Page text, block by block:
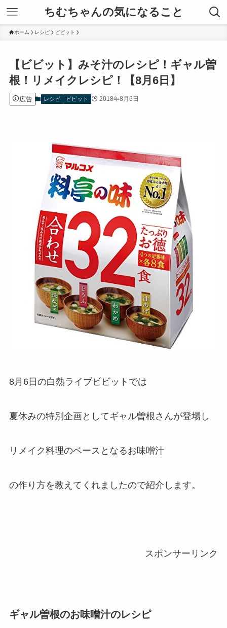
ちむちゃんの気になること
ホーム レシピ ビビット
【ビビット】みそ汁のレシピ！ギャル曽
根！リメイクレシピ！【8月6日】
広告 レシピ ビビット 2018年8月6日
8月6日の白熱ライブビビットでは
夏休みの特別企画としてギャル曽根さんが登場し
リメイク料理のベースとなるお味噌汁
の作り方を教えてくれましたので紹介します。
スポンサーリンク
ギャル曽根のお味噌汁のレシピ